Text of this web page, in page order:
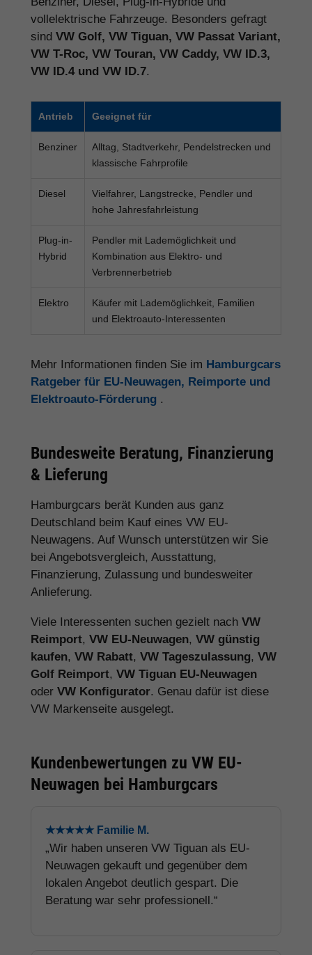
vollelektrische Fahrzeuge. Besonders gefragt
sind VW Golf, VW Tiguan, VW Passat Variant,
VW T-Roc, VW Touran, VW Caddy, VW ID.3,
VW ID.4 und VW ID.7.
Antrieb Geeignet für
Benziner
Alltag, Stadtverkehr, Pendelstrecken und
klassische Fahrprofile
Diesel
Vielfahrer, Langstrecke, Pendler und
hohe Jahresfahrleistung
Plug-in-
Hybrid
Pendler mit Lademöglichkeit und
Kombination aus Elektro- und
Verbrennerbetrieb
Elektro
Käufer mit Lademöglichkeit, Familien
und Elektroauto-Interessenten
Mehr Informationen finden Sie im Hamburgcars
Ratgeber für EU-Neuwagen, Reimporte und
Elektroauto-Förderung .
Bundesweite Beratung, Finanzierung
& Lieferung
Hamburgcars berät Kunden aus ganz
Deutschland beim Kauf eines VW EU-
Neuwagens. Auf Wunsch unterstützen wir Sie
bei Angebotsvergleich, Ausstattung,
Finanzierung, Zulassung und bundesweiter
Anlieferung.
Viele Interessenten suchen gezielt nach VW
Reimport, VW EU-Neuwagen, VW günstig
kaufen, VW Rabatt, VW Tageszulassung, VW
Golf Reimport, VW Tiguan EU-Neuwagen
oder VW Konfigurator. Genau dafür ist diese
VW Markenseite ausgelegt.
Kundenbewertungen zu VW EU-
Neuwagen bei Hamburgcars
★★★★★ Familie M.
„Wir haben unseren VW Tiguan als EU-
Neuwagen gekauft und gegenüber dem
lokalen Angebot deutlich gespart. Die
Beratung war sehr professionell.“